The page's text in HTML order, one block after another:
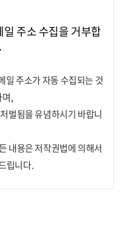
주소 수집을 거부합
일 주소가 자동 수집되는 것
며,
벌됨을 유념하시기 바랍니
내용은 저작권법에 의해서
립니다.